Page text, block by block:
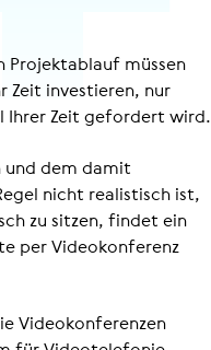
Projektablauf müssen
Zeit investieren, nur
Ihrer Zeit gefordert wird.
und dem damit
nicht realistisch ist,
zu sitzen, findet ein
per Videokonferenz
Video­kon­fe­renzen